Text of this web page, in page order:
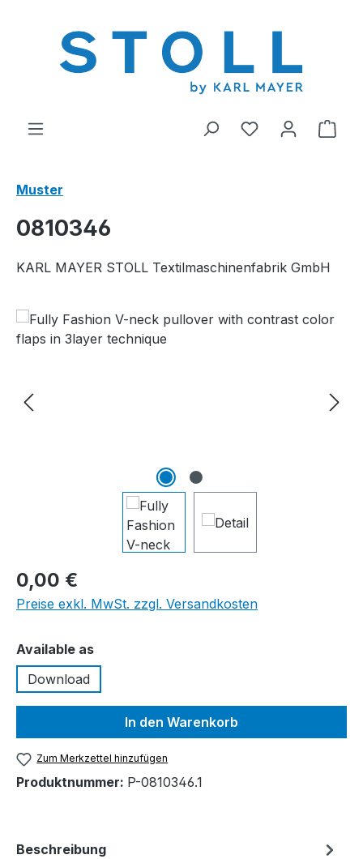
Du hast 0
Muster
0810346
KARL MAYER STOLL Textilmaschinenfabrik GmbH
Bildergalerie überspringen
0,00 €
Preise exkl. MwSt. zzgl. Versandkosten
Available asauswählen
Download
In den Warenkorb
Zum Merkzettel hinzufügen
Produktnummer: P-0810346.1
Beschreibung